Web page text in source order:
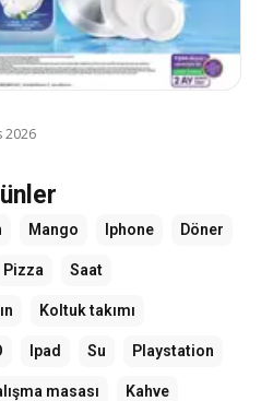
2026
Mango Iphone Döner
Pizza Saat
Koltuk takımı
Ipad Su Playstation
masası Kahve